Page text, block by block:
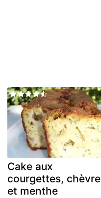
Cake aux
courgettes, chèvre
et menthe